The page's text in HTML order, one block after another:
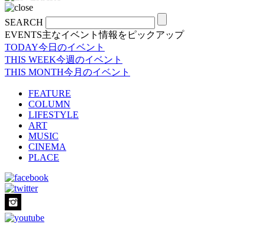
SEARCH
EVENTS主なイベント情報をピックアップ
TODAY今日のイベント
THIS WEEK今週のイベント
THIS MONTH今月のイベント
FEATURE
COLUMN
LIFESTYLE
ART
MUSIC
CINEMA
PLACE